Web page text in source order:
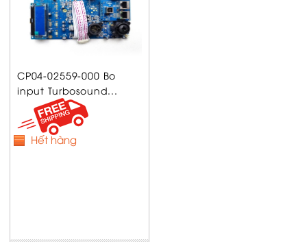
CP04-02559-000 Bo
input Turbosound...
Hết hàng